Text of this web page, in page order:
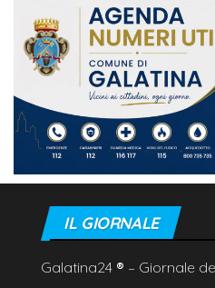
IL GIORNALE
Galatina24 ® – Giornale